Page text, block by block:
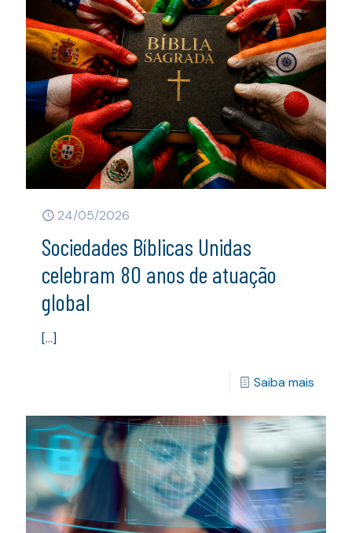
24/05/2026
Sociedades Bíblicas Unidas
celebram 80 anos de atuação
global
[…]
Saiba mais